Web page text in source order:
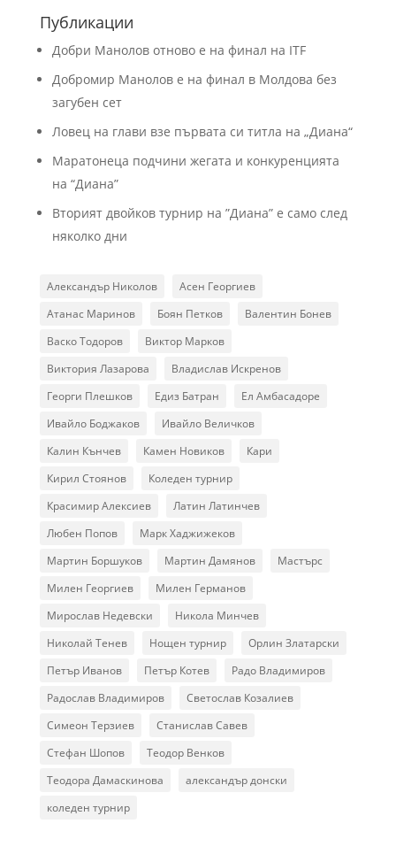
Публикации
Добри Манолов отново е на финал на ITF
Добромир Манолов е на финал в Молдова без
загубен сет
Ловец на глави взе първата си титла на „Диана“
Маратонеца подчини жегата и конкуренцията
на “Диана”
Вторият двойков турнир на ”Диана” е само след
няколко дни
Александър Николов
Асен Георгиев
Атанас Маринов
Боян Петков
Валентин Бонев
Васко Тодоров
Виктор Марков
Виктория Лазарова
Владислав Искренов
Георги Плешков
Едиз Батран
Ел Амбасадоре
Ивайло Боджаков
Ивайло Величков
Калин Кънчев
Камен Новиков
Кари
Кирил Стоянов
Коледен турнир
Красимир Алексиев
Латин Латинчев
Любен Попов
Марк Хаджижеков
Мартин Боршуков
Мартин Дамянов
Мастърс
Милен Георгиев
Милен Германов
Мирослав Недевски
Никола Минчев
Николай Тенев
Нощен турнир
Орлин Златарски
Петър Иванов
Петър Котев
Радо Владимиров
Радослав Владимиров
Светослав Козалиев
Симеон Терзиев
Станислав Савев
Стефан Шопов
Теодор Венков
Теодора Дамаскинова
александър донски
коледен турнир